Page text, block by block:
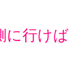
に行けば